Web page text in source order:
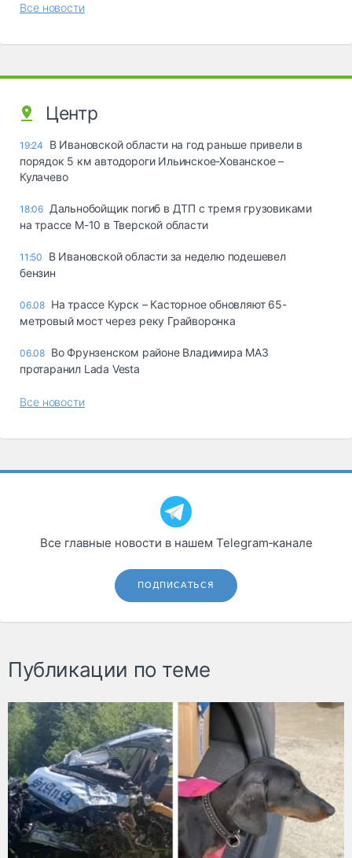
Все новости
Центр
19:24
В Ивановской области на год раньше привели в
порядок 5 км автодороги Ильинское-Хованское –
Кулачево
18:06 Дальнобойщик погиб в ДТП с тремя грузовиками
на трассе М-10 в Тверской области
11:50
В Ивановской области за неделю подешевел
бензин
06.08 На трассе Курск – Касторное обновляют 65-
метровый мост через реку Грайворонка
06.08 Во Фрунзенском районе Владимира МАЗ
протаранил Lada Vesta
Все новости
Все главные новости в нашем Telegram‑канале
ПОДПИСАТЬСЯ
Публикации по теме